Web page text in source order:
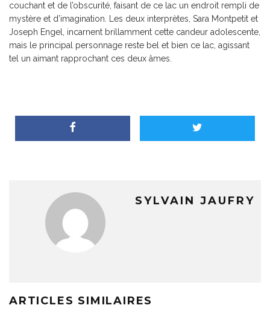
couchant et de l’obscurité, faisant de ce lac un endroit rempli de
mystère et d’imagination. Les deux interprètes, Sara Montpetit et
Joseph Engel, incarnent brillamment cette candeur adolescente,
mais le principal personnage reste bel et bien ce lac, agissant
tel un aimant rapprochant ces deux âmes.
SYLVAIN JAUFRY
ARTICLES SIMILAIRES